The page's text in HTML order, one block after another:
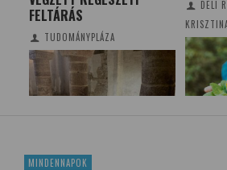
FELTÁRÁS
TUDOMÁNYPLÁZA
DELI
MINDENNAPOK